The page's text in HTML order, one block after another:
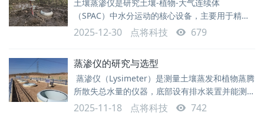
室；配套下渗水位监测及排水装置，自动排水；使
用单点式高精度称重传感器作为重量变化检测
土壤蒸渗仪是研究土壤-植物-大气连续体
（SPAC）中水分运动的核心设备，主要用于精确
测量土壤蒸发、植物蒸腾（合称蒸散，ET）以及
深层渗漏量。土壤蒸渗仪的分类主要基于称重原
几个方面。那么，我们根据这些方向来聊下蒸渗仪
种类和特点，欢迎交流看法，一起学习。称重式蒸
渗仪这是目前精度较高，应用广泛的一类。因直接
测量水量变化，精度可达到每小时0.01mm甚至更
2025-12-30 点将科技 679
蒸渗仪的研究与选型
蒸渗仪（Lysimeter）是测量土壤蒸发和植物蒸腾
所散失总水量的仪器，底部设有排水装置并能测定
渗水量。其基本思想是通过监测限定土体（蒸渗土
2025-11-18 点将科技 742